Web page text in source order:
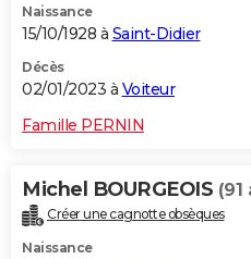
Naissance
15/10/1928 à Saint-Didier
Décès
02/01/2023 à Voiteur
Famille PERNIN
Michel BOURGEOIS (91
Créer une cagnotte obsèques
Naissance